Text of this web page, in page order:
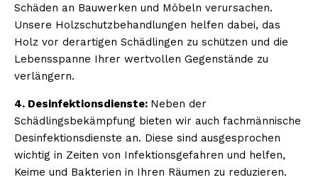
Schäden an Bauwerken und Möbeln verursachen.
Unsere Holzschutzbehandlungen helfen dabei, das
Holz vor derartigen Schädlingen zu schützen und die
Lebensspanne Ihrer wertvollen Gegenstände zu
verlängern.
4. Desinfektionsdienste: Neben der
Schädlingsbekämpfung bieten wir auch fachmännische
Desinfektionsdienste an. Diese sind ausgesprochen
wichtig in Zeiten von Infektionsgefahren und helfen,
Keime und Bakterien in Ihren Räumen zu reduzieren.